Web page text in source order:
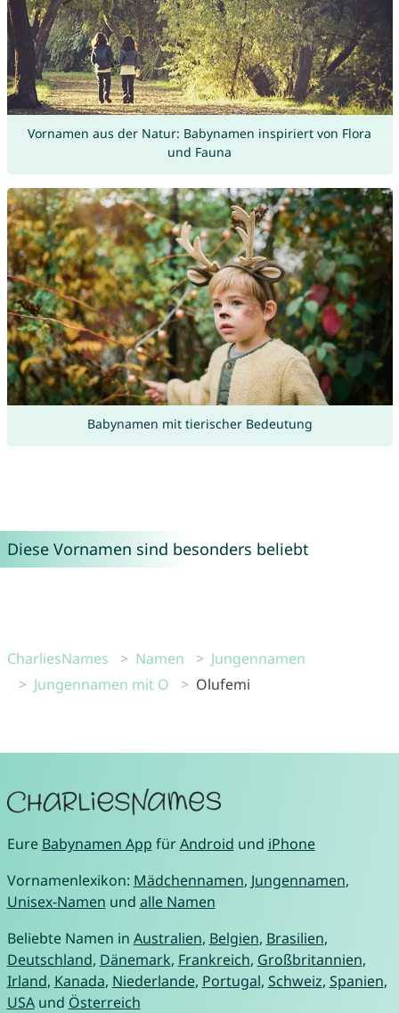
Vornamen aus der Natur: Babynamen inspiriert von Flora
und Fauna
Babynamen mit tierischer Bedeutung
Diese Vornamen sind besonders beliebt
CharliesNames Namen
Jungennamen
Jungennamen mit O
Olufemi
Eure Babynamen App fürAndroid und iPhone
Vornamenlexikon: Mädchennamen, Jungennamen,
Unisex-Namen und alle Namen
Beliebte Namen in Australien, Belgien, Brasilien,
Deutschland, Dänemark, Frankreich, Großbritannien,
Irland, Kanada, Niederlande, Portugal, Schweiz, Spanien,
USAund Österreich